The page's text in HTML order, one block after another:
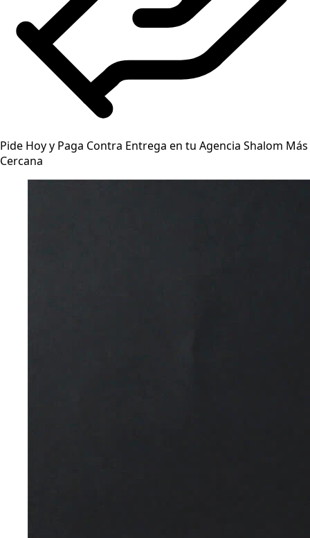
Pide Hoy y Paga Contra Entrega en tu Agencia Shalom Más
Cercana